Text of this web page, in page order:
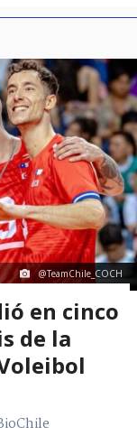
@TeamChile_COCH
en cinco
de la